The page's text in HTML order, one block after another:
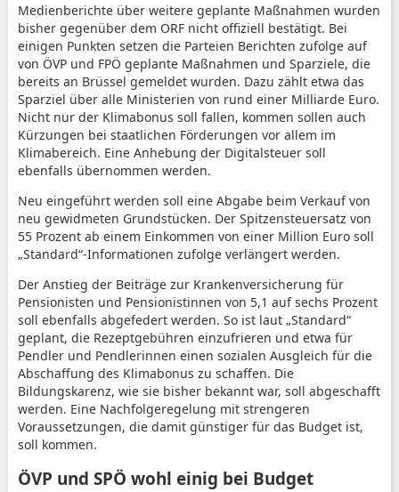
Medienberichte über weitere geplante Maßnahmen wurden
bisher gegenüber dem ORF nicht offiziell bestätigt. Bei
einigen Punkten setzen die Parteien Berichten zufolge auf
von ÖVP und FPÖ geplante Maßnahmen und Sparziele, die
bereits an Brüssel gemeldet wurden. Dazu zählt etwa das
Sparziel über alle Ministerien von rund einer Milliarde Euro.
Nicht nur der Klimabonus soll fallen, kommen sollen auch
Kürzungen bei staatlichen Förderungen vor allem im
Klimabereich. Eine Anhebung der Digitalsteuer soll
ebenfalls übernommen werden.
Neu eingeführt werden soll eine Abgabe beim Verkauf von
neu gewidmeten Grundstücken. Der Spitzensteuersatz von
55 Prozent ab einem Einkommen von einer Million Euro soll
„Standard“-Informationen zufolge verlängert werden.
Der Anstieg der Beiträge zur Krankenversicherung für
Pensionisten und Pensionistinnen von 5,1 auf sechs Prozent
soll ebenfalls abgefedert werden. So ist laut „Standard“
geplant, die Rezeptgebühren einzufrieren und etwa für
Pendler und Pendlerinnen einen sozialen Ausgleich für die
Abschaffung des Klimabonus zu schaffen. Die
Bildungskarenz, wie sie bisher bekannt war, soll abgeschafft
werden. Eine Nachfolgeregelung mit strengeren
Voraussetzungen, die damit günstiger für das Budget ist,
soll kommen.
ÖVP und SPÖ wohl einig bei Budget